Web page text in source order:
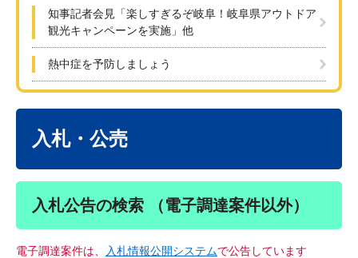
知事記者会見「楽しすぎるぞ岐阜！岐阜県アウトドア
観光キャンペーンを実施」他
熱中症を予防しましょう
入札・公売
入札公告の検索 （電子調達案件以外）
電子調達案件は、 入札情報公開システムで公告しています